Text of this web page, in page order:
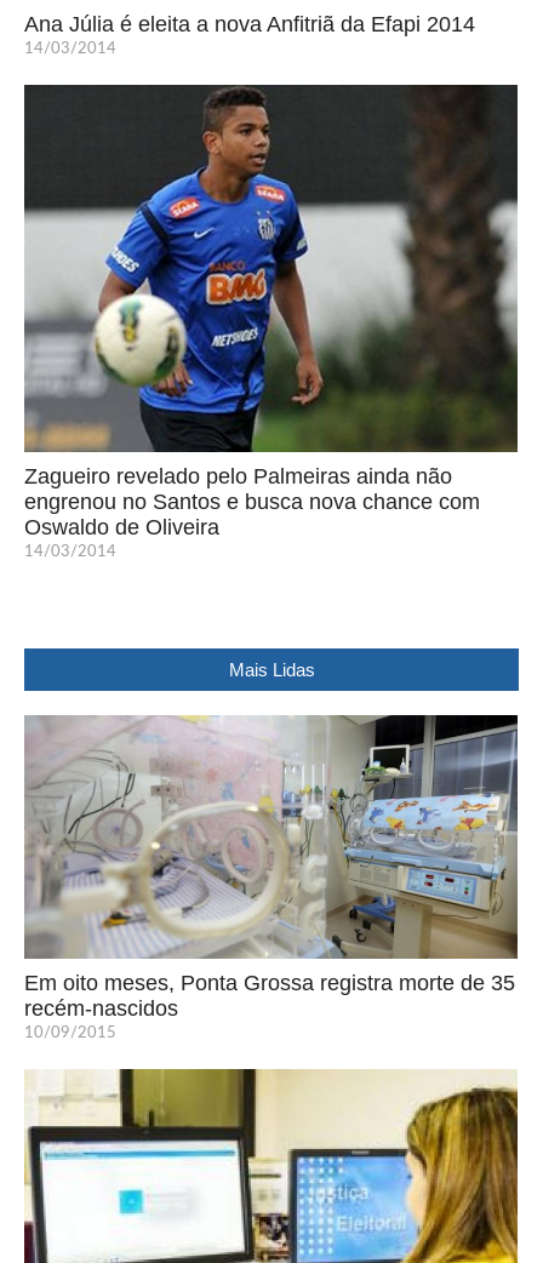
Ana Júlia é eleita a nova Anfitriã da Efapi 2014
14/03/2014
Zagueiro revelado pelo Palmeiras ainda não
engrenou no Santos e busca nova chance com
Oswaldo de Oliveira
14/03/2014
Mais Lidas
Em oito meses, Ponta Grossa registra morte de 35
recém-nascidos
10/09/2015